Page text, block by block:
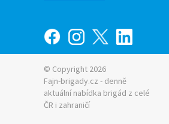
© Copyright 2026
Fajn-brigady.cz - denně
aktuální nabídka brigád z celé
ČR i zahraničí